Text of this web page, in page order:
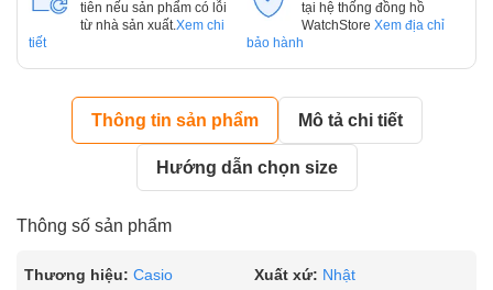
tiên nếu sản phẩm có lỗi
từ nhà sản xuất. Xem chi
tiết
tại hệ thống đồng hồ
WatchStore Xem địa chỉ
bảo hành
Thông tin sản phẩm Mô tả chi tiết
Hướng dẫn chọn size
Thông số sản phẩm
Thương hiệu: Casio Xuất xứ: Nhật